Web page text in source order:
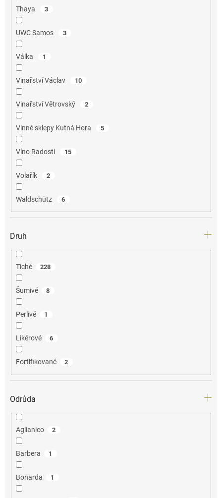
Thaya 3
UWC Samos 3
Válka 1
Vinařství Václav 10
Vinařství Větrovský 2
Vinné sklepy Kutná Hora 5
Víno Radosti 15
Volařík 2
Waldschütz 6
Druh
Tiché 228
Šumivé 8
Perlivé 1
Likérové 6
Fortifikované 2
Odrůda
Aglianico 2
Barbera 1
Bonarda 1